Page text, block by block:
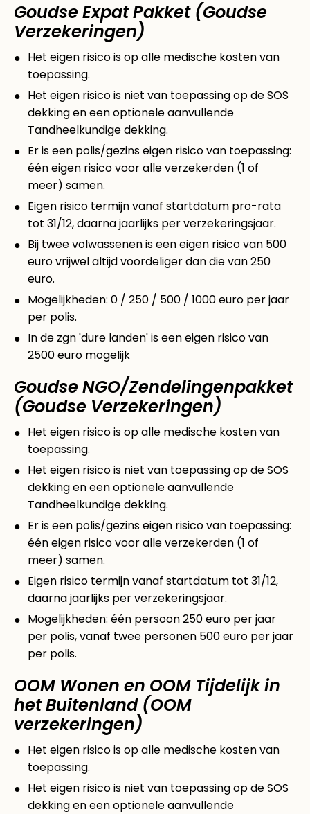
Goudse Expat Pakket (Goudse
Verzekeringen)
Het eigen risico is op alle medische kosten van
toepassing.
Het eigen risico is niet van toepassing op de SOS
dekking en een optionele aanvullende
Tandheelkundige dekking.
Er is een polis/gezins eigen risico van toepassing:
één eigen risico voor alle verzekerden (1 of
meer) samen.
Eigen risico termijn vanaf startdatum pro-rata
tot 31/12, daarna jaarlijks per verzekeringsjaar.
Bij twee volwassenen is een eigen risico van 500
euro vrijwel altijd voordeliger dan die van 250
euro.
Mogelijkheden: 0 / 250 / 500 / 1000 euro per jaar
per polis.
In de zgn 'dure landen' is een eigen risico van
2500 euro mogelijk
Goudse NGO/Zendelingenpakket
(Goudse Verzekeringen)
Het eigen risico is op alle medische kosten van
toepassing.
Het eigen risico is niet van toepassing op de SOS
dekking en een optionele aanvullende
Tandheelkundige dekking.
Er is een polis/gezins eigen risico van toepassing:
één eigen risico voor alle verzekerden (1 of
meer) samen.
Eigen risico termijn vanaf startdatum tot 31/12,
daarna jaarlijks per verzekeringsjaar.
Mogelijkheden: één persoon 250 euro per jaar
per polis, vanaf twee personen 500 euro per jaar
per polis.
OOM Wonen en OOM Tijdelijk in
het Buitenland (OOM
verzekeringen)
Het eigen risico is op alle medische kosten van
toepassing.
Het eigen risico is niet van toepassing op de SOS
dekking en een optionele aanvullende